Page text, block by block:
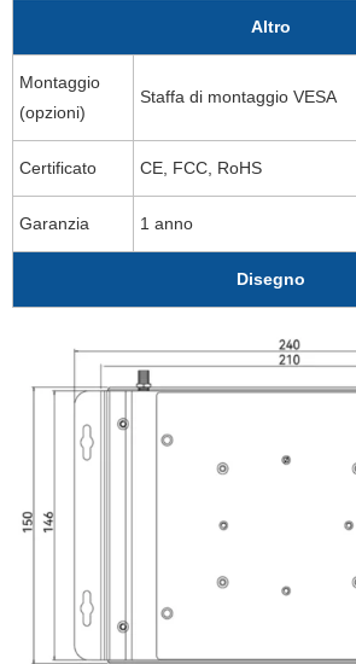
Altro
Montaggio
(opzioni)
Staffa di montaggio VESA
Certificato CE, FCC, RoHS
Garanzia 1 anno
Disegno